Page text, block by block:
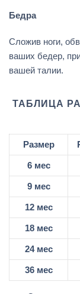
Бедра
Сложив ноги,
ваших бедер,
вашей талии.
ТАБЛИЦА
Размер
6 мес
9 мес
12 мес
18 мес
24 мес
36 мес